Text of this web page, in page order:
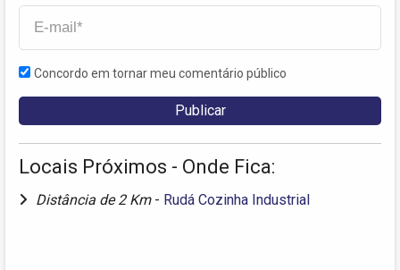
Concordo em tornar meu comentário público
Locais Próximos - Onde Fica:
Distância de 2 Km - Rudá Cozinha Industrial